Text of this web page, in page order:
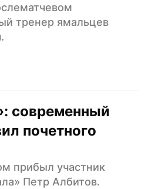
тренер ямальцев
современный
почетного
прибыл участник
Петр Албитов.